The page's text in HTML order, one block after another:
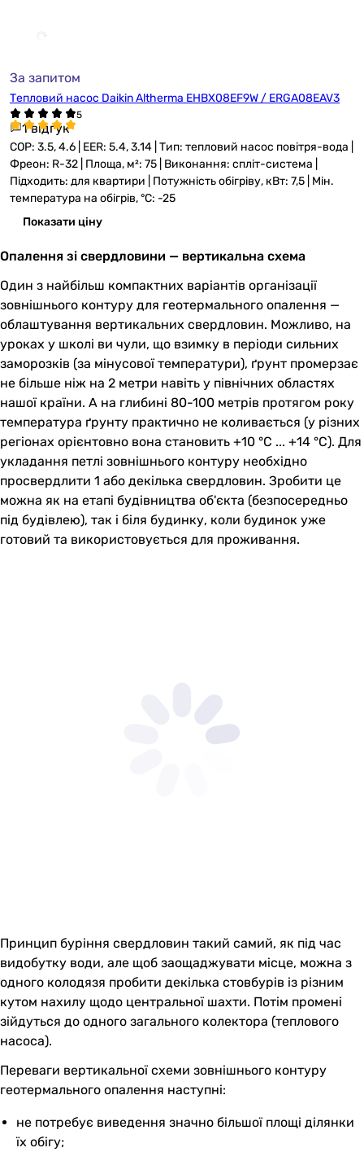
За запитом
Тепловий насос Daikin Altherma EHBX08EF9W / ERGA08EAV3
1 відгук
COP: 3.5, 4.6 | EER: 5.4, 3.14 | Тип: тепловий насос повітря-вода |
Фреон: R-32 | Площа, м²: 75 | Виконання: спліт-система |
Підходить: для квартири | Потужність обігріву, кВт: 7,5 | Мін.
температура на обігрів, °C: -25
Показати ціну
Опалення зі свердловини — вертикальна схема
Один з найбільш компактних варіантів організації
зовнішнього контуру для геотермального опалення —
облаштування вертикальних свердловин. Можливо, на
уроках у школі ви чули, що взимку в періоди сильних
заморозків (за мінусової температури), ґрунт промерзає
не більше ніж на 2 метри навіть у північних областях
нашої країни. А на глибині 80-100 метрів протягом року
температура ґрунту практично не коливається (у різних
регіонах орієнтовно вона становить +10 °C ... +14 °C). Для
укладання петлі зовнішнього контуру необхідно
просвердлити 1 або декілька свердловин. Зробити це
можна як на етапі будівництва об'єкта (безпосередньо
під будівлею), так і біля будинку, коли будинок уже
готовий та використовується для проживання.
Принцип буріння свердловин такий самий, як під час
видобутку води, але щоб заощаджувати місце, можна з
одного колодязя пробити декілька стовбурів із різним
кутом нахилу щодо центральної шахти. Потім промені
зійдуться до одного загального колектора (теплового
насоса).
Переваги вертикальної схеми зовнішнього контуру
геотермального опалення наступні:
не потребує виведення значно більшої площі ділянки
їх обігу;